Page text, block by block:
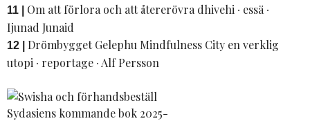
11 |
Om att förlora och att återerövra dhivehi ∙ essä ∙
Ijunad Junaid
12 |
Drömbygget Gelephu Mindfulness City en verklig
utopi ∙ reportage ∙ Alf Persson